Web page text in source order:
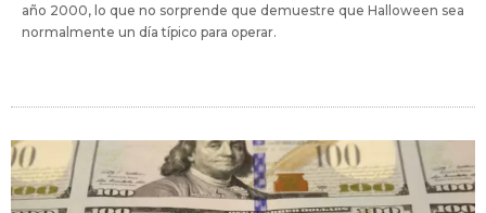
año 2000, lo que no sorprende que demuestre que Halloween sea
normalmente un día típico para operar.